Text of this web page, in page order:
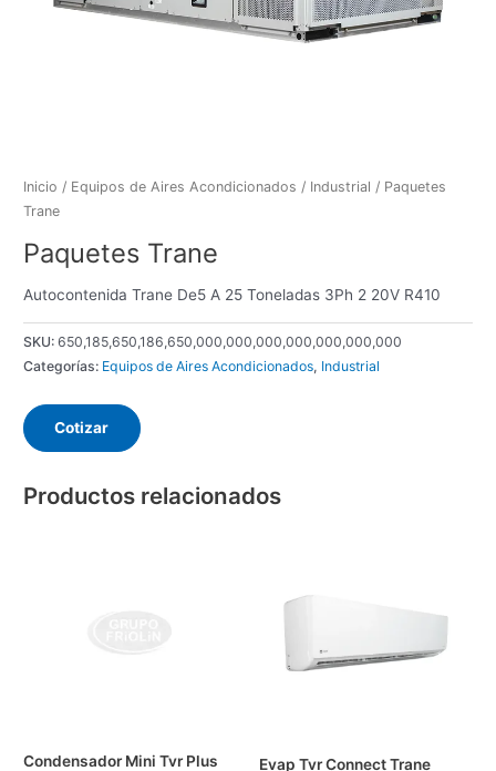
Inicio / Equipos de Aires Acondicionados / Industrial / Paquetes
Trane
Paquetes Trane
Autocontenida Trane De5 A 25 Toneladas 3Ph 2 20V R410
SKU:650,185,650,186,650,000,000,000,000,000,000,000
Categorías: Equipos de Aires Acondicionados, Industrial
Cotizar
Productos relacionados
Condensador Mini Tvr Plus
Evap Tvr Connect Trane